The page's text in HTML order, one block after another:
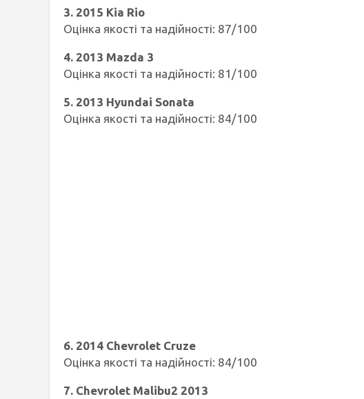
3. 2015 Kia Rio
Оцінка якості та надійності: 87/100
4. 2013 Mazda 3
Оцінка якості та надійності: 81/100
5. 2013 Hyundai Sonata
Оцінка якості та надійності: 84/100
6. 2014 Chevrolet Cruze
Оцінка якості та надійності: 84/100
7. Chevrolet Malibu2 2013